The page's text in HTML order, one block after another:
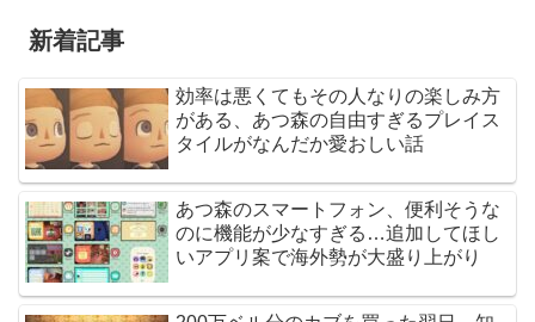
新着記事
効率は悪くてもその人なりの楽しみ方
がある、あつ森の自由すぎるプレイス
タイルがなんだか愛おしい話
あつ森のスマートフォン、便利そうな
のに機能が少なすぎる…追加してほし
いアプリ案で海外勢が大盛り上がり